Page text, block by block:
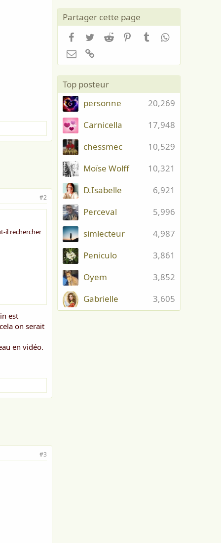
#2
il rechercher
est
on serait
en vidéo.
#3
Partager cette page
Facebook
TwitterReddit PinterestTumblrWhatsApp
Email
Top posteur
20,269
personne
17,948
Carnicella
10,529
chessmec
10,321
Moïse Wolff
6,921
D.Isabelle
5,996
Perceval
4,987
simlecteur
3,861
Peniculo
3,852
Oyem
3,605
Gabrielle